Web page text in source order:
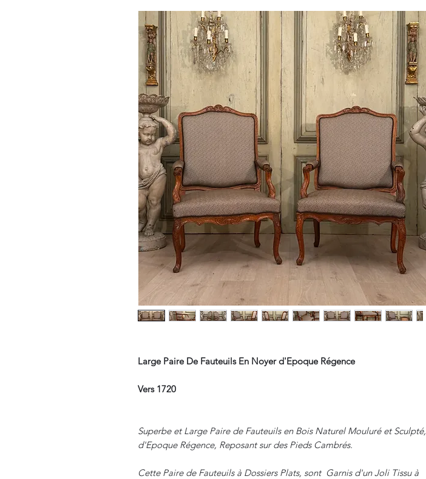
Large Paire De Fauteuils En Noyer d'Epoque Régence
Vers 1720
Superbe et Large Paire de Fauteuils en Bois Naturel Mouluré et Sculpté,
d'Epoque Régence, Reposant sur des Pieds Cambrés.
Cette Paire de Fauteuils à Dossiers Plats, sont Garnis d'un Joli Tissu à